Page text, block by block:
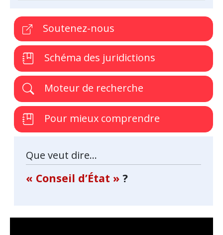
Soutenez-nous
Schéma des juridictions
Moteur de recherche
Pour mieux comprendre
Que veut dire...
« Conseil d’État » ?